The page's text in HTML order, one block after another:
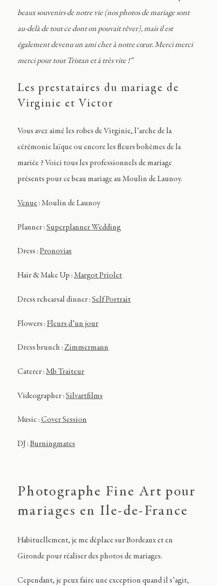
beaux souvenirs de notre vie (nos photos de mariage sont
au-delà de tout ce dont on pouvait rêver), mais il est
également devenu un ami cher à notre cœur. Merci merci
merci pour tout Tristan et à très vite !”
Les prestataires du mariage de
Virginie et Victor
Vous avez aimé les robes de Virginie, l’arche de la
cérémonie laïque ou encore les fleurs bohèmes de la
mariée ? Voici tous les professionnels de mariage
présents pour ce beau mariage au Moulin de Launoy.
Venue: Moulin de Launoy
Planner : Superplanner Wedding
Dress : Pronovias
Hair & Make Up : Margot Priolet
Dress rehearsal dinner : Self Portrait
Flowers : Fleurs d’un jour
Dress brunch : Zimmermann
Caterer : Mb Traiteur
Videographer : Silvartfilms
Music : Cover Session
DJ : Burningmates
Photographe Fine Art pour
mariages en Ile-de-France
Habituellement, je me déplace sur Bordeaux et en
Gironde pour réaliser des photos de mariages.
Cependant, je peux faire une exception quand il s’agit,